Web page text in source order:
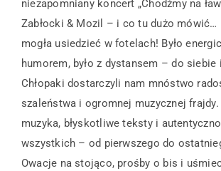
niezapomniany koncert „Chodźmy na
Zabłocki & Mozil – i co tu dużo mówić…
mogła usiedzieć w fotelach! Było
humorem, było z dystansem – do siebie
Chłopaki dostarczyli nam mnóstwo
szaleństwa i ogromnej muzycznej
muzyka, błyskotliwe teksty i
wszystkich – od pierwszego do
Owacje na stojąco, prośby o bis i